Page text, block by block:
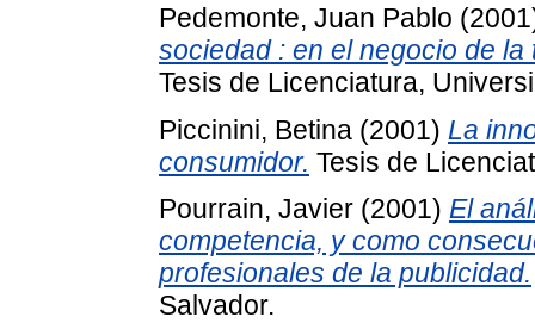
Pedemonte, Juan Pablo
sociedad : en el negocio de
Tesis de Licenciatura,
Piccinini, Betina (2001) La
consumidor. Tesis de
Pourrain, Javier (2001) El
competencia, y como
profesionales de la publicidad.
Salvador.